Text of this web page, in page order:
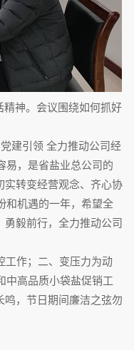
神。会议围绕如何抓好
建引领 全力推动公司经
易，是省盐业总公司的
实转变经营观念、齐心协
和机遇的一年，希望全
毅前行，全力推动公司
工作；二、变压力为动
中高品质小袋盐促销工
，节日期间廉洁之弦勿